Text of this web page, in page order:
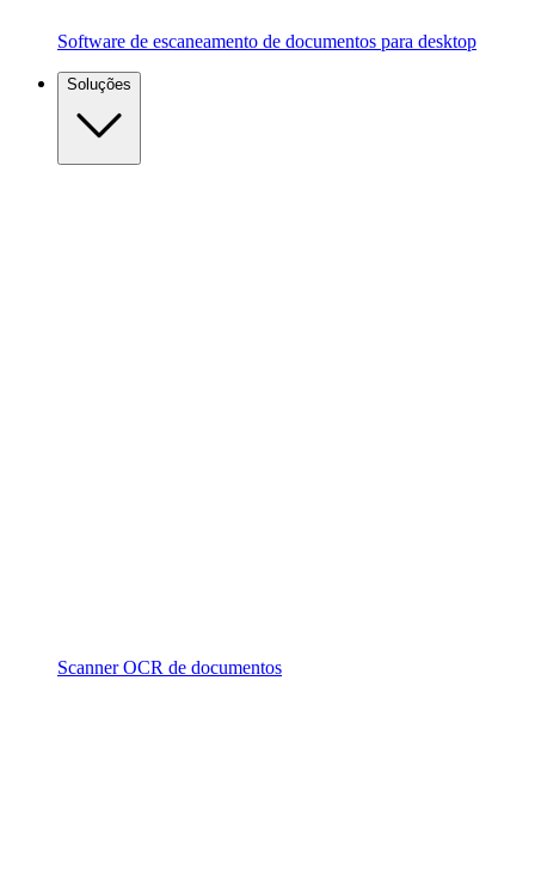
Software de escaneamento de documentos para desktop
Soluções
Scanner OCR de documentos